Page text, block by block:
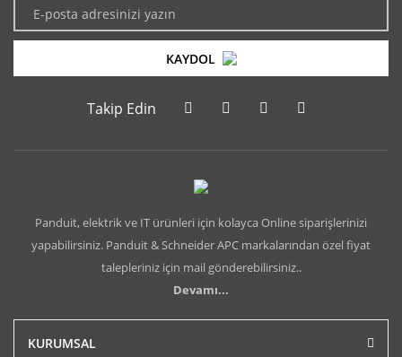
KAYDOL
Takip Edin
Panduit, elektrik ve IT ürünleri için kolayca Online siparişlerinizi
yapabilirsiniz. Panduit & Schneider APC markalarından özel fiyat
talepleriniz için mail gönderebilirsiniz..
Devamı...
KURUMSAL